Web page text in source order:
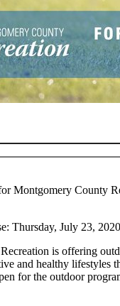
Montgomery County
Thursday, July 23, 2020
is offering
and healthy lifestyles
for the outdoor